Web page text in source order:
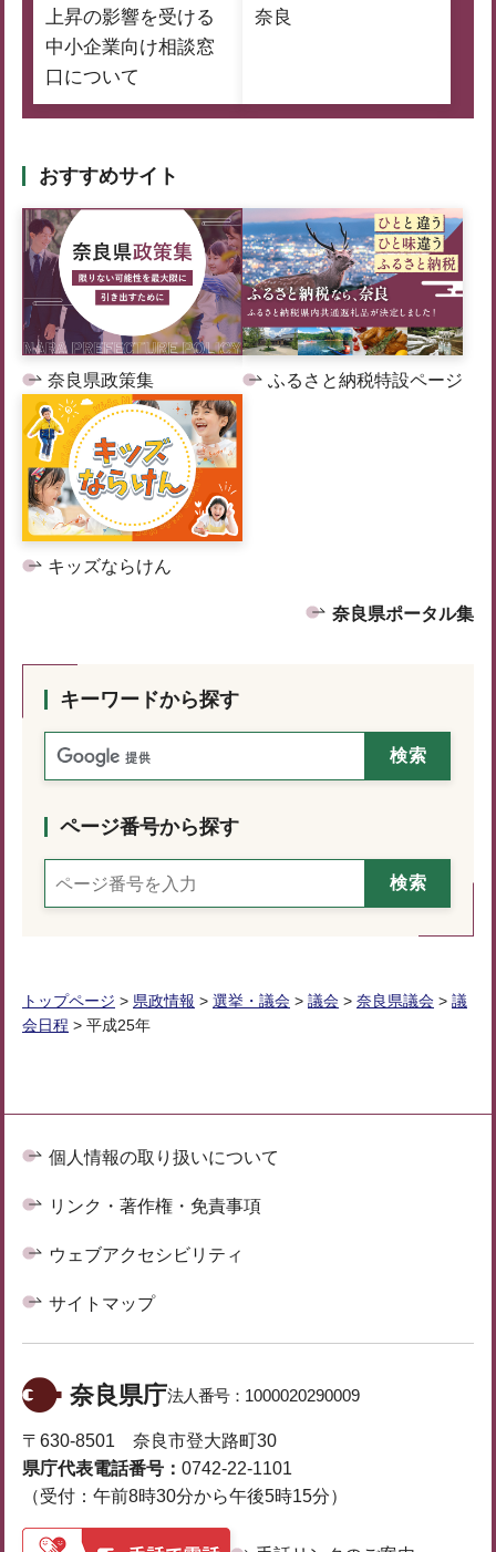
上昇の影響を受ける
中小企業向け相談窓
口について
奈良
おすすめサイト
奈良県政策集 ふるさと納税特設ページ
キッズならけん
奈良県ポータル集
キーワードから探す
ページ番号から探す
トップページ > 県政情報 > 選挙・議会 > 議会 > 奈良県議会 > 議
会日程 > 平成25年
個人情報の取り扱いについて
リンク・著作権・免責事項
ウェブアクセシビリティ
サイトマップ
奈良県庁法人番号： 1000020290009
〒630-8501 奈良市登大路町30
県庁代表電話番号： 0742-22-1101
（受付：午前8時30分から午後5時15分）